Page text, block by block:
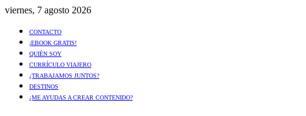
viernes, 7 agosto 2026
CONTACTO
¡EBOOK GRATIS!
QUIÉN SOY
CURRÍCULO VIAJERO
¿TRABAJAMOS JUNTOS?
DESTINOS
¿ME AYUDAS A CREAR CONTENIDO?